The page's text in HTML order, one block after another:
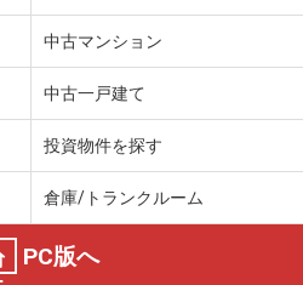
中古マンション
中古一戸建て
投資物件を探す
倉庫/トランクルーム
PC版へ